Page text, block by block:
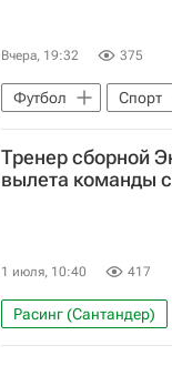
Вчера, 19:32 375
Футбол Спорт
Реал Мадрид
Тренер сборной
вылета команды
1 июля, 10:40 417
Расинг (Сантандер)
Кот-д'Ивуар